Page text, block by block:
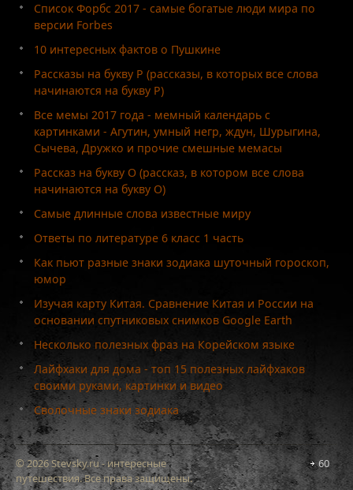
Список Форбс 2017 - самые богатые люди мира по
версии Forbes
10 интересных фактов о Пушкине
Рассказы на букву Р (рассказы, в которых все слова
начинаются на букву Р)
Все мемы 2017 года - мемный календарь с
картинками - Агутин, умный негр, ждун, Шурыгина,
Сычева, Дружко и прочие смешные мемасы
Рассказ на букву О (рассказ, в котором все слова
начинаются на букву О)
Самые длинные слова известные миру
Ответы по литературе 6 класс 1 часть
Как пьют разные знаки зодиака шуточный гороскоп,
юмор
Изучая карту Китая. Сравнение Китая и России на
основании спутниковых снимков Google Earth
Несколько полезных фраз на Корейском языке
Лайфхаки для дома - топ 15 полезных лайфхаков
своими руками, картинки и видео
Сволочные знаки зодиака
60
© 2026 Stevsky.ru - интересные
путешествия. Все права защищены.